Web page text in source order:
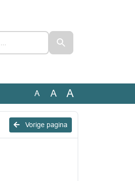
A A A
Vorige pagina